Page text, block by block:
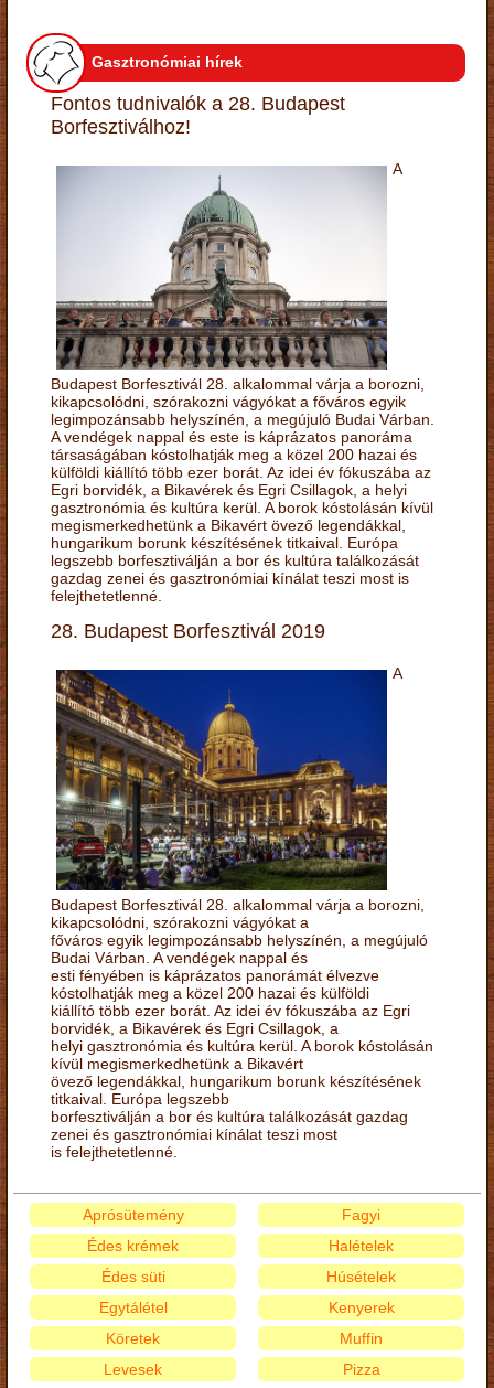
Gasztronómiai hírek
Fontos tudnivalók a 28. Budapest
Borfesztiválhoz!
A
Budapest Borfesztivál 28. alkalommal várja a borozni,
kikapcsolódni, szórakozni vágyókat a főváros egyik
legimpozánsabb helyszínén, a megújuló Budai Várban.
A vendégek nappal és este is káprázatos panoráma
társaságában kóstolhatják meg a közel 200 hazai és
külföldi kiállító több ezer borát. Az idei év fókuszába az
Egri borvidék, a Bikavérek és Egri Csillagok, a helyi
gasztronómia és kultúra kerül. A borok kóstolásán kívül
megismerkedhetünk a Bikavért övező legendákkal,
hungarikum borunk készítésének titkaival. Európa
legszebb borfesztiválján a bor és kultúra találkozását
gazdag zenei és gasztronómiai kínálat teszi most is
felejthetetlenné.
28. Budapest Borfesztivál 2019
A
Budapest Borfesztivál 28. alkalommal várja a borozni,
kikapcsolódni, szórakozni vágyókat a
főváros egyik legimpozánsabb helyszínén, a megújuló
Budai Várban. A vendégek nappal és
esti fényében is káprázatos panorámát élvezve
kóstolhatják meg a közel 200 hazai és külföldi
kiállító több ezer borát. Az idei év fókuszába az Egri
borvidék, a Bikavérek és Egri Csillagok, a
helyi gasztronómia és kultúra kerül. A borok kóstolásán
kívül megismerkedhetünk a Bikavért
övező legendákkal, hungarikum borunk készítésének
titkaival. Európa legszebb
borfesztiválján a bor és kultúra találkozását gazdag
zenei és gasztronómiai kínálat teszi most
is felejthetetlenné.
Aprósütemény
Édes krémek
Édes süti
Egytálétel
Fagyi
Halételek
Húsételek
Kenyerek
Köretek
Levesek
Muffin
Pizza